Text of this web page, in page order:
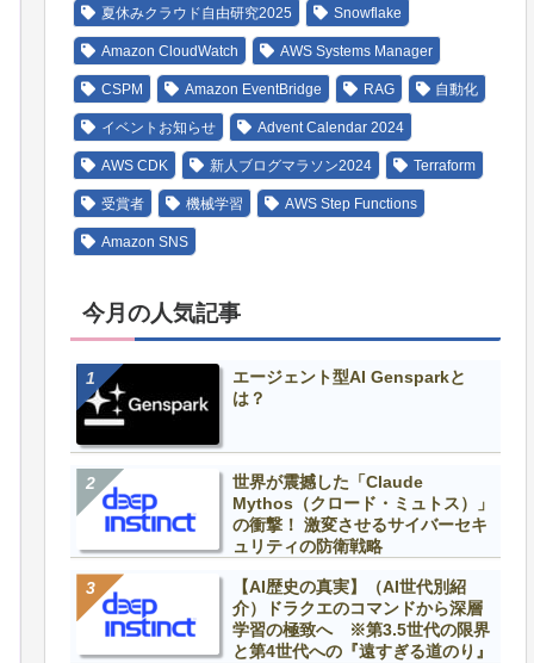
夏休みクラウド自由研究2025 Snowflake
Amazon CloudWatch AWS Systems Manager
CSPM Amazon EventBridge RAG 自動化
イベントお知らせ Advent Calendar 2024
AWS CDK 新人ブログマラソン2024 Terraform
受賞者 機械学習 AWS Step Functions
Amazon SNS
今月の人気記事
エージェント型AI Gensparkと
は？
世界が震撼した「Claude
Mythos（クロード・ミュトス）」
の衝撃！ 激変させるサイバーセキ
ュリティの防衛戦略
【AI歴史の真実】（AI世代別紹
介）ドラクエのコマンドから深層
学習の極致へ ※第3.5世代の限界
と第4世代への『遠すぎる道のり』